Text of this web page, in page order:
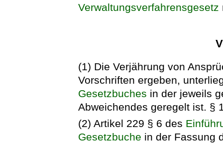
Verwaltungsverfahrensgesetz
(1) Die Verjährung von
Vorschriften ergeben,
Gesetzbuches in der jeweils
Abweichendes geregelt ist. §
(2) Artikel 229 § 6 des
Gesetzbuche in der Fassung